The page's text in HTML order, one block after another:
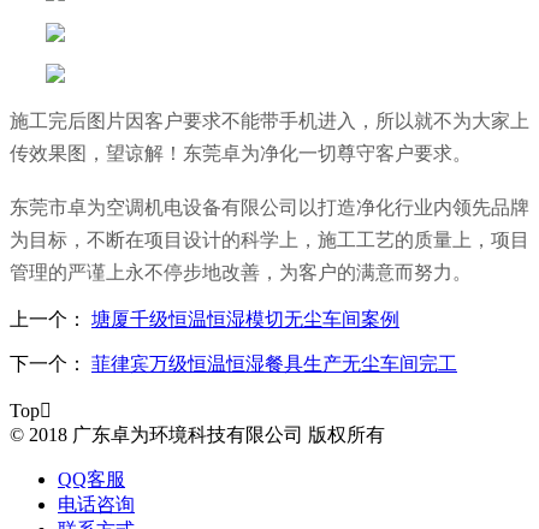
施工完后图片因客户要求不能带手机进入，所以就不为大家上
传效果图，望谅解！东莞卓为净化一切尊守客户要求。
东莞市卓为空调机电设备有限公司以打造净化行业内领先品牌
为目标，不断在项目设计的科学上，施工工艺的质量上，项目
管理的严谨上永不停步地改善，为客户的满意而努力。
上一个： 塘厦千级恒温恒湿模切无尘车间案例
下一个： 菲律宾万级恒温恒湿餐具生产无尘车间完工
Top
© 2018 广东卓为环境科技有限公司 版权所有
QQ客服
电话咨询